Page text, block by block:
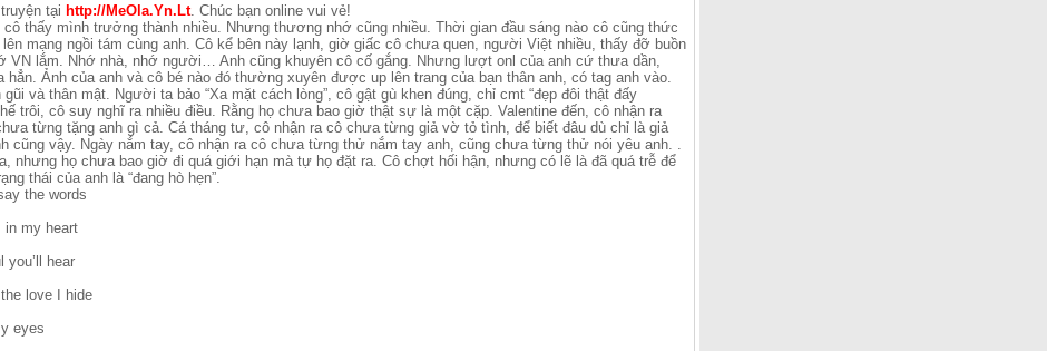
tại http://MeOla.Yn.Lt. Chúc bạn online vui vẻ!
cô thấy mình trưởng thành nhiều. Nhưng thương nhớ cũng nhiều. Thời gian đầu sáng nào cô cũng thức
mạng ngồi tám cùng anh. Cô kể bên này lạnh, giờ giấc cô chưa quen, người Việt nhiều, thấy đỡ buồn
VN lắm. Nhớ nhà, nhớ người… Anh cũng khuyên cô cố gắng. Nhưng lượt onl của anh cứ thưa dần,
hẳn. Ảnh của anh và cô bé nào đó thường xuyên được up lên trang của bạn thân anh, có tag anh vào.
gũi và thân mật. Người ta bảo “Xa mặt cách lòng”, cô gật gù khen đúng, chỉ cmt “đẹp đôi thật đấy
trôi, cô suy nghĩ ra nhiều điều. Rằng họ chưa bao giờ thật sự là một cặp. Valentine đến, cô nhận ra
từng tặng anh gì cả. Cá tháng tư, cô nhận ra cô chưa từng giả vờ tỏ tình, để biết đâu dù chỉ là giả
cũng vậy. Ngày nắm tay, cô nhận ra cô chưa từng thử nắm tay anh, cũng chưa từng thử nói yêu anh. .
nhưng họ chưa bao giờ đi quá giới hạn mà tự họ đặt ra. Cô chợt hối hận, nhưng có lẽ là đã quá trễ để
thái của anh là “đang hò hẹn”.
the words
in my heart
you’ll hear
love I hide
eyes